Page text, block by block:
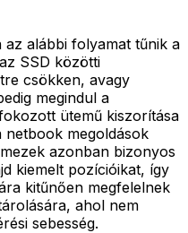
alábbi folyamat tűnik a
SSD közötti
csökken, avagy
megindul a
ütemű kiszorítása
netbook megoldások
azonban bizonyos
kiemelt pozícióikat, így
kitűnően megfelelnek
ahol nem
sebesség.